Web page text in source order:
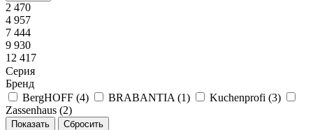
2 470
4 957
7 444
9 930
12 417
Серия
Бренд
BergHOFF (4) BRABANTIA (1) Kuchenprofi (3)
Zassenhaus (2)